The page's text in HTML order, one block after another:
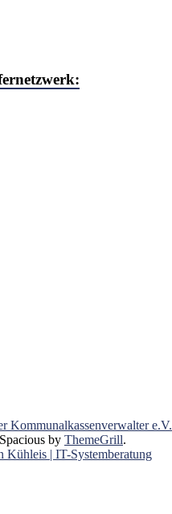
Kommunalkassenverwalter e.V.
by ThemeGrill.
Kühleis | IT-Systemberatung